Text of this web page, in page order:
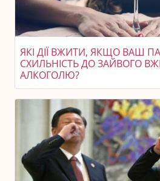
ЯКІ ДІЇ ВЖИТИ, ЯКЩО ВАШ
СХИЛЬНІСТЬ ДО ЗАЙВОГО
АЛКОГОЛЮ?